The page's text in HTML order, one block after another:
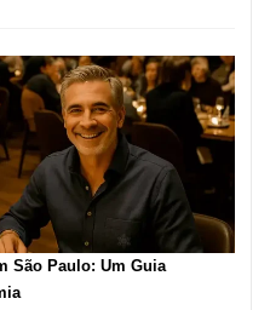
Pizzaria:
tradição
em
pizza
artesanal
forno
à
São Paulo: Um Guia